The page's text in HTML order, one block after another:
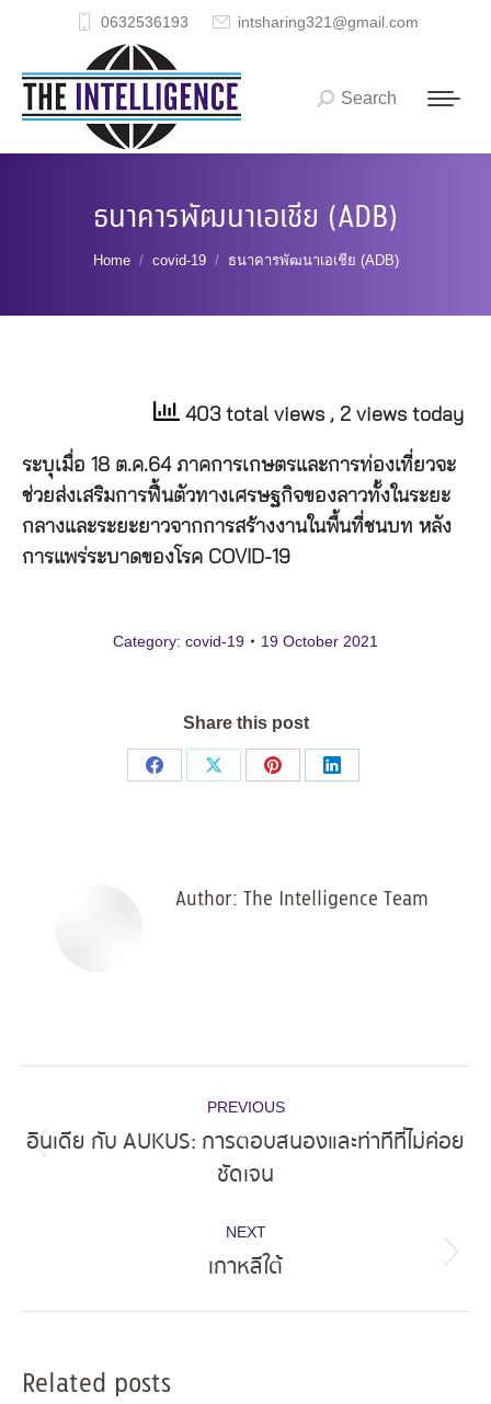
0632536193 intsharing321@gmail.com
Search:
Search
ธนาคารพัฒนาเอเชีย (ADB)
You are here:
Home covid-19 ธนาคารพัฒนาเอเชีย (ADB)
403 total views , 2 views today
ระบุเมื่อ 18 ต.ค.64 ภาคการเกษตรและการท่องเที่ยวจะ
ช่วยส่งเสริมการฟื้นตัวทางเศรษฐกิจของลาวทั้งในระยะ
กลางและระยะยาวจากการสร้างงานในพื้นที่ชนบท หลัง
การแพร่ระบาดของโรค COVID-19
Category: covid-19 19 October 2021
Share this post
Share
Share
Share
Share
Author: The Intelligence Team
navigation
PREVIOUS
post:
อินเดีย กับ AUKUS: การตอบสนองและท่าทีที่ไม่ค่อย
ชัดเจน
NEXT
Next
เกาหลีใต้
Related posts